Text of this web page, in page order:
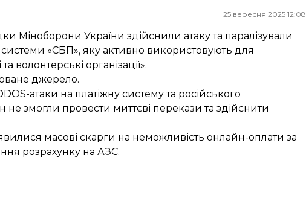
25 вересня 2025 12:08
Міноборони України здійснили атаку та паралізували
системи «СБП», яку активно використовують для
волонтерські організації».
джерело.
атаки на платіжну систему та російського
не змогли провести миттєві перекази та здійснити
масові скарги на неможливість онлайн-оплати за
розрахунку на АЗС.